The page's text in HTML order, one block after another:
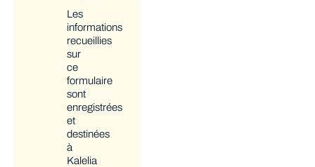
Les
informations
recueillies
sur
ce
formulaire
sont
enregistrées
et
destinées
à
Kalelia